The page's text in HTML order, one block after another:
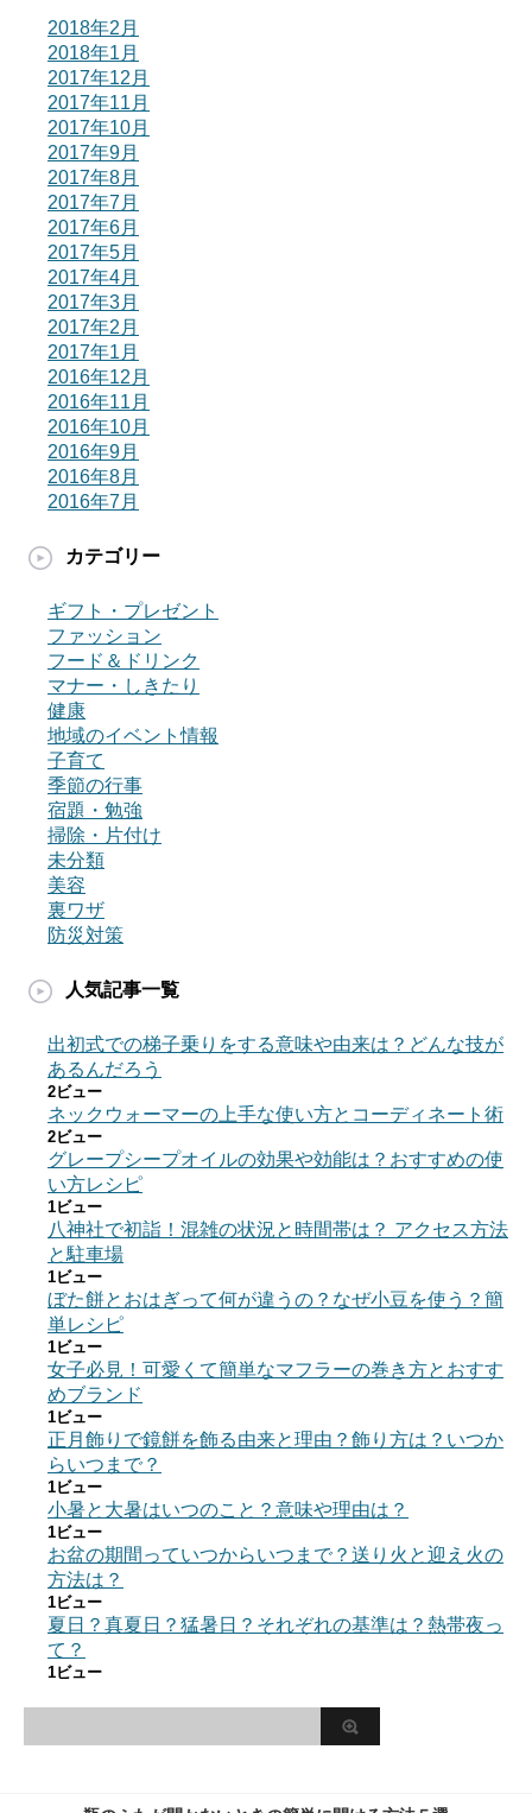
2018年2月
2018年1月
2017年12月
2017年11月
2017年10月
2017年9月
2017年8月
2017年7月
2017年6月
2017年5月
2017年4月
2017年3月
2017年2月
2017年1月
2016年12月
2016年11月
2016年10月
2016年9月
2016年8月
2016年7月
カテゴリー
ギフト・プレゼント
ファッション
フード＆ドリンク
マナー・しきたり
健康
地域のイベント情報
子育て
季節の行事
宿題・勉強
掃除・片付け
未分類
美容
裏ワザ
防災対策
人気記事一覧
出初式での梯子乗りをする意味や由来は？どんな技が
あるんだろう
2ビュー
ネックウォーマーの上手な使い方とコーディネート術
2ビュー
グレープシープオイルの効果や効能は？おすすめの使
い方レシピ
1ビュー
八神社で初詣！混雑の状況と時間帯は？ アクセス方法
と駐車場
1ビュー
ぼた餅とおはぎって何が違うの？なぜ小豆を使う？簡
単レシピ
1ビュー
女子必見！可愛くて簡単なマフラーの巻き方とおすす
めブランド
1ビュー
正月飾りで鏡餅を飾る由来と理由？飾り方は？いつか
らいつまで？
1ビュー
小暑と大暑はいつのこと？意味や理由は？
1ビュー
お盆の期間っていつからいつまで？送り火と迎え火の
方法は？
1ビュー
夏日？真夏日？猛暑日？それぞれの基準は？熱帯夜っ
て？
1ビュー